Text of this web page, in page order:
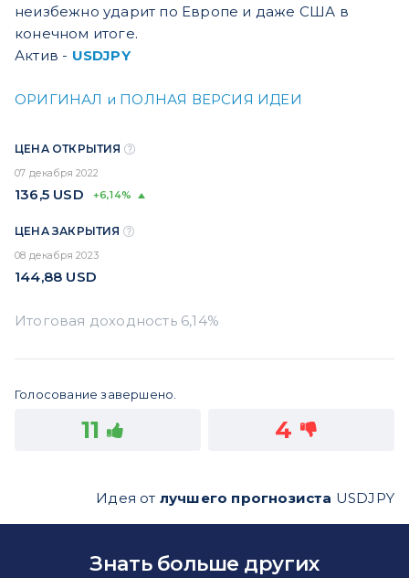
неизбежно ударит по Европе и даже США в
конечном итоге.
Актив - USDJPY
ОРИГИНАЛ и ПОЛНАЯ ВЕРСИЯ ИДЕИ
ЦЕНА ОТКРЫТИЯ
07 декабря 2022
136,5 USD +6,14%
ЦЕНА ЗАКРЫТИЯ
08 декабря 2023
144,88 USD
Голосование завершено.
11 4
Идея от лучшего прогнозиста USDJPY
Знать больше других